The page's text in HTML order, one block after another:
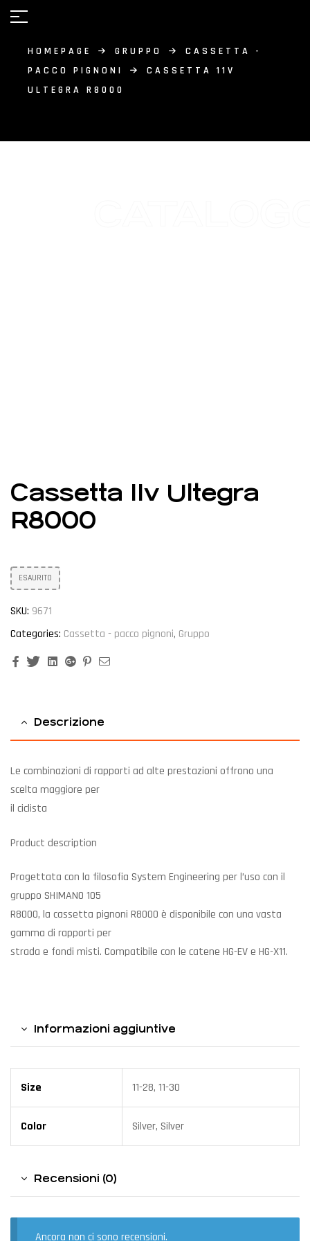
HOMEPAGE GRUPPO
CASSETTA -
PACCO PIGNONI
CASSETTA 11V
ULTEGRA R8000
Cassetta 11v Ultegra
R8000
ESAURITO
SKU: 9671
Categories: Cassetta - pacco pignoni, Gruppo
FacebookTwitterLinkedinGoogle+Pinterest
Descrizione
Le combinazioni di rapporti ad alte prestazioni offrono una
scelta maggiore per
il ciclista
Product description
Progettata con la filosofia System Engineering per l’uso con il
gruppo SHIMANO 105
R8000, la cassetta pignoni R8000 è disponibile con una vasta
gamma di rapporti per
strada e fondi misti. Compatibile con le catene HG-EV e HG-X11.
Informazioni aggiuntive
Size 11-28, 11-30
Color Silver, Silver
Recensioni (0)
Ancora non ci sono recensioni.